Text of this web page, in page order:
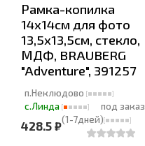
Рамка-копилка
14х14см для фото
13,5х13,5см, стекло,
МДФ, BRAUBERG
"Adventure", 391257
п.Неклюдово
с.Линда
под заказ
(1-7дней)
428.5 ₽